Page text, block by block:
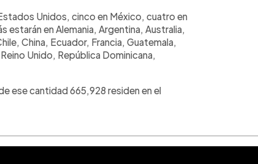
Unidos, cinco en México, cuatro en
estarán en Alemania, Argentina, Australia,
China, Ecuador, Francia, Guatemala,
Unido, República Dominicana,
ese cantidad 665,928 residen en el